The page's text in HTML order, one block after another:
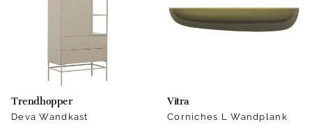
Trendhopper
Deva Wandkast
Vitra
Corniches L Wandplank